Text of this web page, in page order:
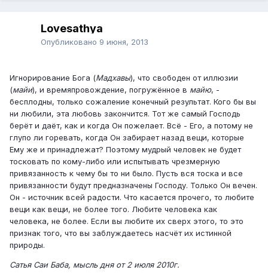
Lovesathya
Опубликовано 9 июня, 2013
Игнорирование Бога (Мадхавы), что свободен от иллюзии
(майи), и времяпровождение, погружённое в майю, -
бесплодны, только сожаление конечный результат. Кого бы вы
ни любили, эта любовь закончится. Тот же самый Господь
берёт и даёт, как и когда Он пожелает. Всё - Его, а потому не
глупо ли горевать, когда Он забирает назад вещи, которые
Ему же и принадлежат? Поэтому мудрый человек не будет
тосковать по кому-либо или испытывать чрезмерную
привязанность к чему бы то ни было. Пусть вся тоска и все
привязанности будут предназначены Господу. Только Он вечен.
Он - источник всей радости. Что касается прочего, то любите
вещи как вещи, не более того. Любите человека как
человека, не более. Если вы любите их сверх этого, то это
признак того, что вы заблуждаетесь насчёт их истинной
природы.
Сатья Саи Баба, мысль дня от 2 июля 2010г.